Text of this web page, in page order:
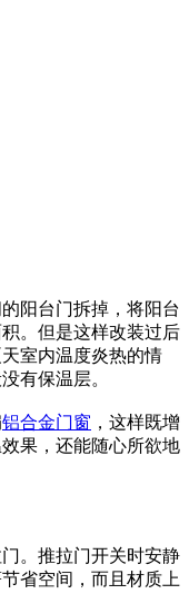
阳台门拆掉，将阳台
。但是这样改装过后
室内温度炎热的情
有保温层。
铝合金门窗 ，这样既增
果，还能随心所欲地
。推拉门开关时安静
省空间，而且材质上